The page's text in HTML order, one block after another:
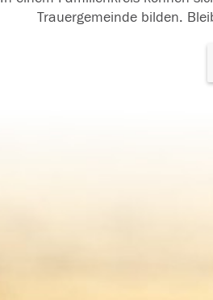
Trauergemeinde bilden.